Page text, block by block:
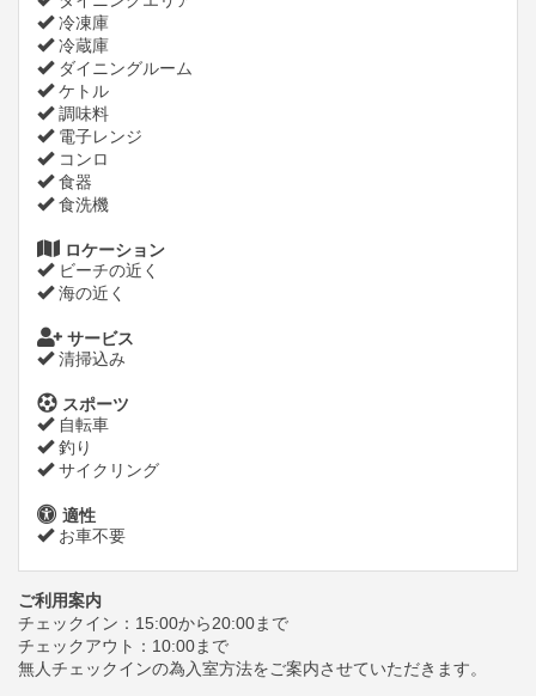
冷凍庫
冷蔵庫
ダイニングルーム
ケトル
調味料
電子レンジ
コンロ
食器
食洗機
ロケーション
ビーチの近く
海の近く
サービス
清掃込み
スポーツ
自転車
釣り
サイクリング
適性
お車不要
ご利用案内
チェックイン：15:00から20:00まで
チェックアウト：10:00まで
無人チェックインの為入室方法をご案内させていただきます。